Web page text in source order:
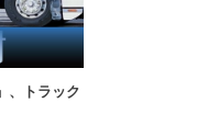
、トラック